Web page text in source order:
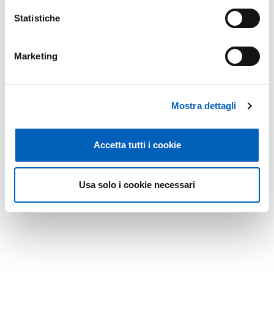
Statistiche
Marketing
Mostra dettagli
Accetta tutti i cookie
Usa solo i cookie necessari